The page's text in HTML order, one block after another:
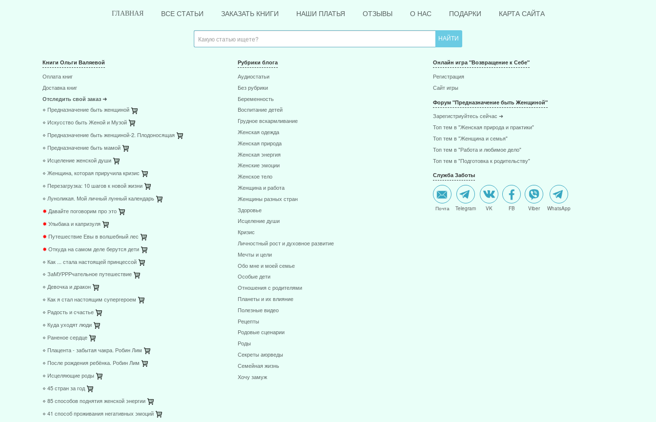
ГЛАВНАЯ ВСЕ СТАТЬИ ЗАКАЗАТЬ КНИГИ НАШИ ПЛАТЬЯ ОТЗЫВЫ О НАС ПОДАРКИ КАРТА САЙТА
Книги Ольги Валяевой
Оплата книг
Доставка книг
Отследить свой заказ ➜
⋄ Предназначение быть женщиной
⋄ Искусство быть Женой и Музой
⋄ Предназначение быть женщиной-2. Плодоносящая
⋄ Предназначение быть мамой
⋄ Исцеление женской души
⋄ Женщина, которая приручила кризис
⋄ Перезагрузка: 10 шагов к новой жизни
⋄ Луноликая. Мой личный лунный календарь
✸ Давайте поговорим про это
✸Улыбака и капризуля
✸ Путешествие Евы в волшебный лес
✸Откуда на самом деле берутся дети
⋄ Как ... стала настоящей принцессой
⋄ ЗаМУРРРчательное путешествие
⋄ Девочка и дракон
⋄ Как я стал настоящим супергероем
⋄ Радость и счастье
⋄ Куда уходят люди
⋄ Раненое сердце
⋄ Плацента - забытая чакра. Робин Лим
⋄ После рождения ребёнка. Робин Лим
⋄ Исцеляющие роды
⋄ 45 стран за год
⋄ 85 способов поднятия женской энергии
⋄ 41 способ проживания негативных эмоций
Рубрики блога
Аудиостатьи
Без рубрики
Беременность
Воспитание детей
Грудное вскармливание
Женская одежда
Женская природа
Женская энергия
Женские эмоции
Женское тело
Женщина и работа
Женщины разных стран
Здоровье
Исцеление души
Кризис
Личностный рост и духовное развитие
Мечты и цели
Обо мне и моей семье
Особые дети
Отношения с родителями
Планеты и их влияние
Полезные видео
Рецепты
Родовые сценарии
Роды
Секреты аюрведы
Семейная жизнь
Хочу замуж
Онлайн игра "Возвращение к Себе"
Регистрация
Сайт игры
Форум "Предназначение быть Женщиной"
Зарегистриуйтесь сейчас ➜
Топ тем в "Женская природа и практики"
Топ тем в "Женщина и семья"
Топ тем в "Работа и любимое дело"
Топ тем в "Подготовка к родительству"
Служба Заботы
Почта Telegram VK FB Viber WhatsApp